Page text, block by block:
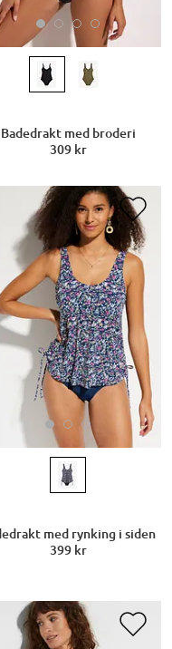
Badedrakt med broderi
309 kr
med rynking i siden
399 kr